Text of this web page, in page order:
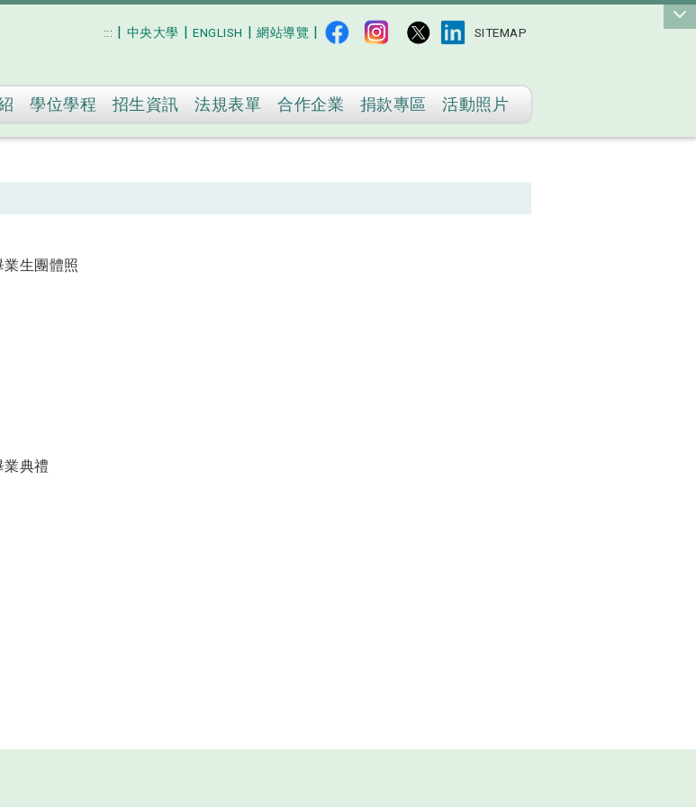
::: | 中央大學 | ENGLISH | 網站導覽 | SITEMAP
跳到主要內容
學位學程 招生資訊 法規表單 合作企業 捐款專區 活動照片
生團體照
典禮
與綠能科技研究學院